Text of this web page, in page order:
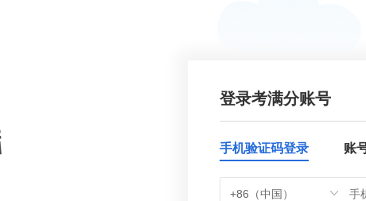
登录考满分账号
手机验证码登录 账
+86（中国）